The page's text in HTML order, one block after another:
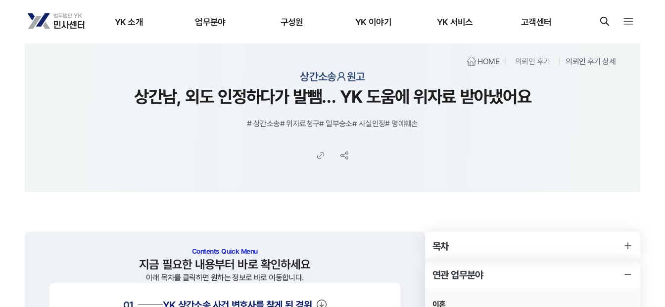
YK 소개 업무분야 구성원 YK 이야기 YK 서비스 고객센터
HOME 의뢰인 후기 의뢰인 후기 상세
상간소송 원고
상간남, 외도 인정하다가 발뺌… YK 도움에 위자료 받아냈어요
#상간소송#위자료청구#일부승소#사실인정#명예훼손
Contents Quick Menu
지금 필요한 내용부터 바로 확인하세요
아래 목차를 클릭하면 원하는 정보로 바로 이동합니다.
목차YK 상간소송 사건 변호사를 찾게 된 경위
YK 상간소송 사건 변호사의 조력 내용
연관 업무분야
이혼